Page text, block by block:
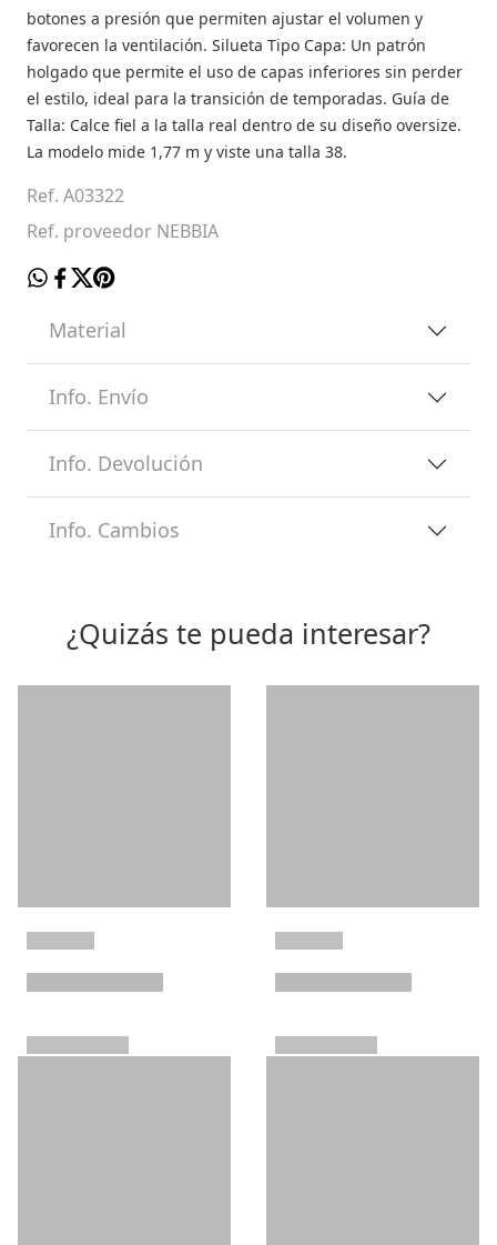
botones a presión que permiten ajustar el volumen y
favorecen la ventilación. Silueta Tipo Capa: Un patrón
holgado que permite el uso de capas inferiores sin perder
el estilo, ideal para la transición de temporadas. Guía de
Talla: Calce fiel a la talla real dentro de su diseño oversize.
La modelo mide 1,77 m y viste una talla 38.
Ref. A03322
Ref. proveedor NEBBIA
Material
Info. Envío
Info. Devolución
Info. Cambios
¿Quizás te pueda interesar?